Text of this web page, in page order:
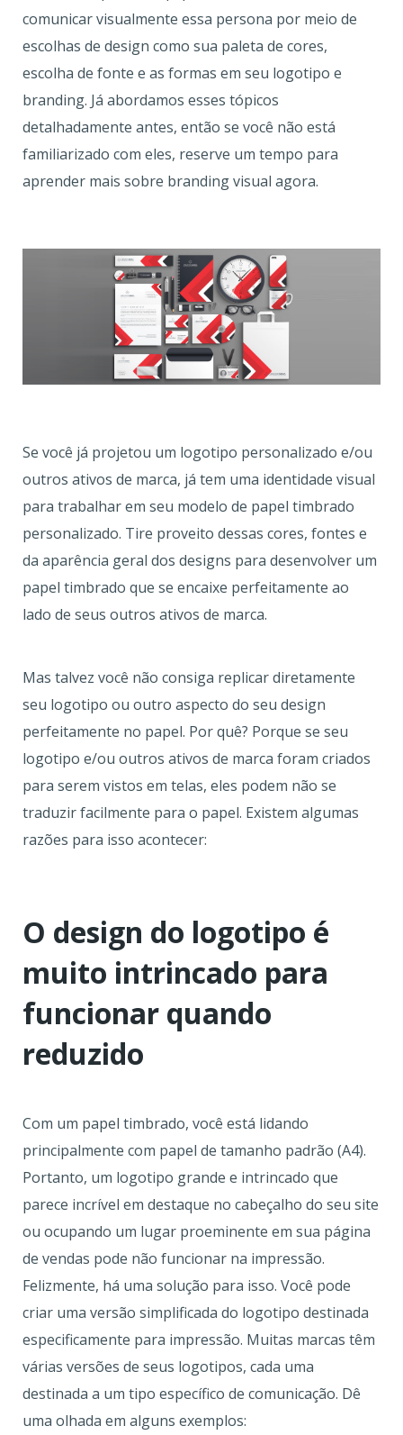
comunicar visualmente essa persona por meio de
escolhas de design como sua paleta de cores,
escolha de fonte e as formas em seu logotipo e
branding. Já abordamos esses tópicos
detalhadamente antes, então se você não está
familiarizado com eles, reserve um tempo para
aprender mais sobre branding visual agora.
Se você já projetou um logotipo personalizado e/ou
outros ativos de marca, já tem uma identidade visual
para trabalhar em seu modelo de papel timbrado
personalizado. Tire proveito dessas cores, fontes e
da aparência geral dos designs para desenvolver um
papel timbrado que se encaixe perfeitamente ao
lado de seus outros ativos de marca.
Mas talvez você não consiga replicar diretamente
seu logotipo ou outro aspecto do seu design
perfeitamente no papel. Por quê? Porque se seu
logotipo e/ou outros ativos de marca foram criados
para serem vistos em telas, eles podem não se
traduzir facilmente para o papel. Existem algumas
razões para isso acontecer:
O design do logotipo é
muito intrincado para
funcionar quando
reduzido
Com um papel timbrado, você está lidando
principalmente com papel de tamanho padrão (A4).
Portanto, um logotipo grande e intrincado que
parece incrível em destaque no cabeçalho do seu site
ou ocupando um lugar proeminente em sua página
de vendas pode não funcionar na impressão.
Felizmente, há uma solução para isso. Você pode
criar uma versão simplificada do logotipo destinada
especificamente para impressão. Muitas marcas têm
várias versões de seus logotipos, cada uma
destinada a um tipo específico de comunicação. Dê
uma olhada em alguns exemplos: